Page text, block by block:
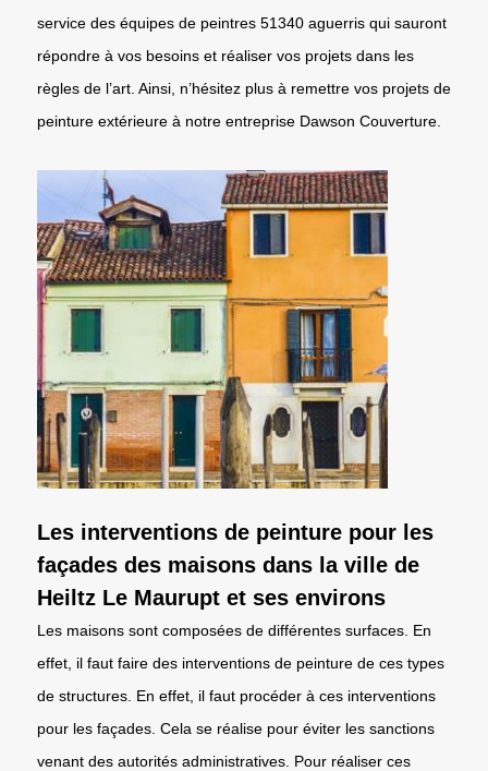
service des équipes de peintres 51340 aguerris qui sauront
répondre à vos besoins et réaliser vos projets dans les
règles de l’art. Ainsi, n’hésitez plus à remettre vos projets de
peinture extérieure à notre entreprise Dawson Couverture.
Les interventions de peinture pour les
façades des maisons dans la ville de
Heiltz Le Maurupt et ses environs
Les maisons sont composées de différentes surfaces. En
effet, il faut faire des interventions de peinture de ces types
de structures. En effet, il faut procéder à ces interventions
pour les façades. Cela se réalise pour éviter les sanctions
venant des autorités administratives. Pour réaliser ces